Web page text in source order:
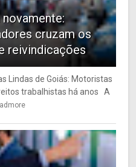
novamente:
cruzam os
reivindicações
Lindas de Goiás: Motoristas
trabalhistas há anos A